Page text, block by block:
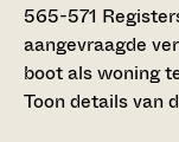
565-571
aangevraagde
boot als woning
Toon details van